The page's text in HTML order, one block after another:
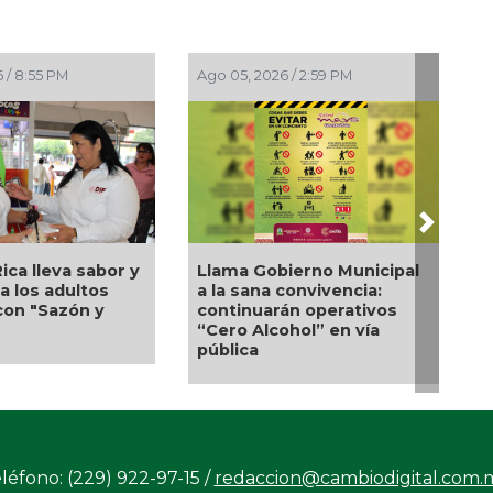
2026 / 2:56 PM
analiza sanción
20 millones de
a Territorium Life
Ago 05, 2026 / 2:23 PM
Una silla de ruedas, un
nuevo apoyo para Flor
Alondra: Pedro Miguel y
Sonia Marie responden a
petición de familia
Next
(229) 922-97-15 /